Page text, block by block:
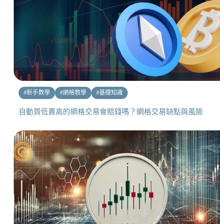
#新手教學 #網格教學 #基礎知識
自動買低賣高的網格交易會賠錢嗎？網格交易缺點與風險